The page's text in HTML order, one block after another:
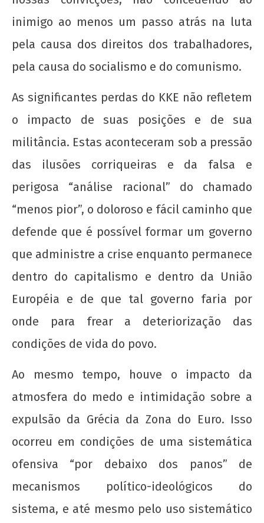
inimigo ao menos um passo atrás na luta
pela causa dos direitos dos trabalhadores,
pela causa do socialismo e do comunismo.
As significantes perdas do KKE não refletem
o impacto de suas posições e de sua
militância. Estas aconteceram sob a pressão
das ilusões corriqueiras e da falsa e
perigosa “análise racional” do chamado
“menos pior”, o doloroso e fácil caminho que
defende que é possível formar um governo
que administre a crise enquanto permanece
dentro do capitalismo e dentro da União
Européia e de que tal governo faria por
onde para frear a deteriorização das
condições de vida do povo.
Ao mesmo tempo, houve o impacto da
atmosfera do medo e intimidação sobre a
expulsão da Grécia da Zona do Euro. Isso
ocorreu em condições de uma sistemática
ofensiva “por debaixo dos panos” de
mecanismos político-ideológicos do
sistema, e até mesmo pelo uso sistemático